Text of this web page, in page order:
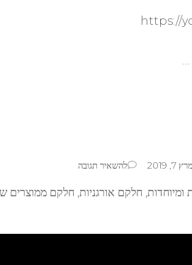
https://
מרץ 7, 2019 להשאיר תגובהבנושא
לאיפור
ומיוחדות, חלקם אורגניות, חלקם ממוצרים